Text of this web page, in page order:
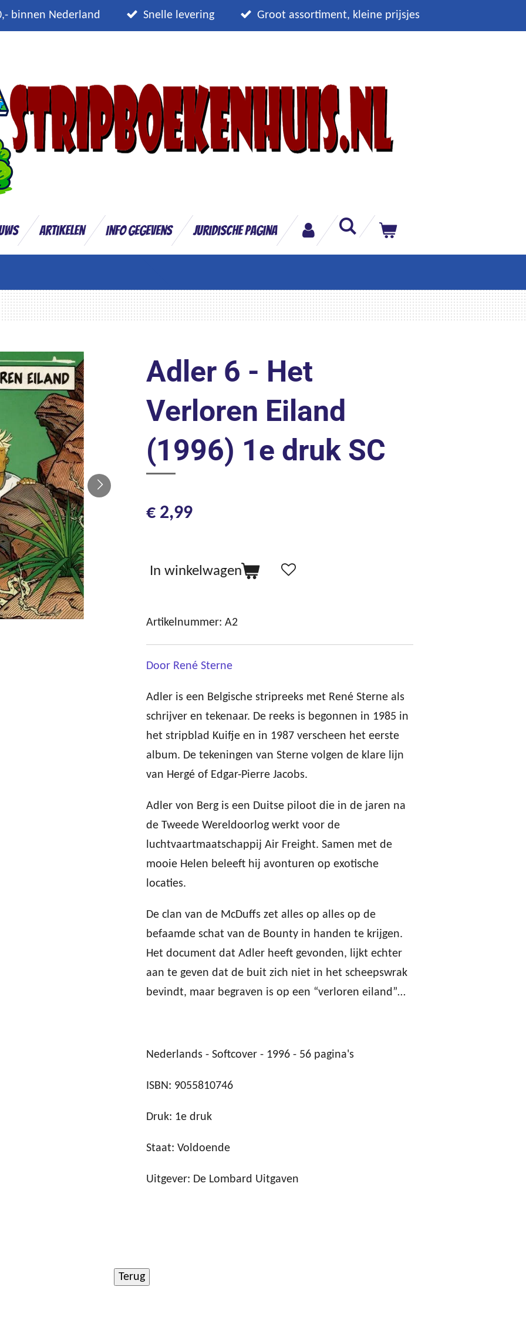
binnen Nederland Snelle levering Groot assortiment, kleine prijsjes
Artikelen Info gegevens Juridische pagina
Adler 6 - Het
Verloren Eiland
(1996) 1e druk SC
€ 2,99
In winkelwagen
Artikelnummer: A2
Door René Sterne
Adler is een Belgische stripreeks met René Sterne als
schrijver en tekenaar. De reeks is begonnen in 1985 in
het stripblad Kuifje en in 1987 verscheen het eerste
album. De tekeningen van Sterne volgen de klare lijn
van Hergé of Edgar-Pierre Jacobs.
Adler von Berg is een Duitse piloot die in de jaren na
de Tweede Wereldoorlog werkt voor de
luchtvaartmaatschappij Air Freight. Samen met de
mooie Helen beleeft hij avonturen op exotische
locaties.
De clan van de McDuffs zet alles op alles op de
befaamde schat van de Bounty in handen te krijgen.
Het document dat Adler heeft gevonden, lijkt echter
aan te geven dat de buit zich niet in het scheepswrak
bevindt, maar begraven is op een “verloren eiland”…
Nederlands - Softcover - 1996 - 56 pagina's
ISBN: 9055810746
Druk: 1e druk
Staat: Voldoende
Uitgever: De Lombard Uitgaven